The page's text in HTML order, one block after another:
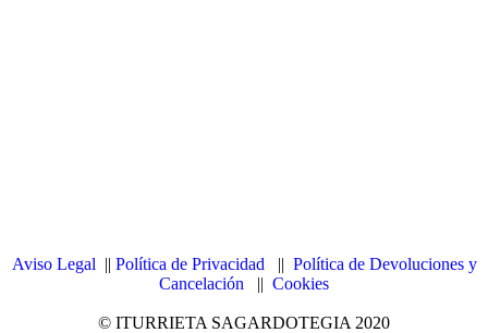
Aviso Legal || Política de Privacidad || Política de Devoluciones y
Cancelación || Cookies
© ITURRIETA SAGARDOTEGIA 2020